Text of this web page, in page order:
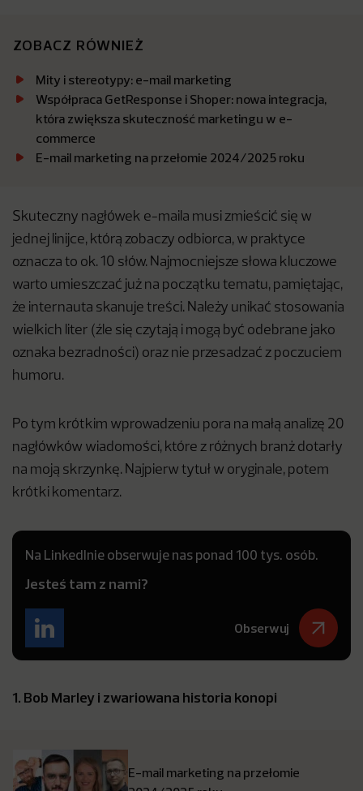
ZOBACZ RÓWNIEŻ
Mity i stereotypy: e-mail marketing
Współpraca GetResponse i Shoper: nowa integracja,
która zwiększa skuteczność marketingu w e-
commerce
E-mail marketing na przełomie 2024/2025 roku
Skuteczny nagłówek e-maila musi zmieścić się w
jednej linijce, którą zobaczy odbiorca, w praktyce
oznacza to ok. 10 słów. Najmocniejsze słowa kluczowe
warto umieszczać już na początku tematu, pamiętając,
że internauta skanuje treści. Należy unikać stosowania
wielkich liter (źle się czytają i mogą być odebrane jako
oznaka bezradności) oraz nie przesadzać z poczuciem
humoru.
Po tym krótkim wprowadzeniu pora na małą analizę 20
nagłówków wiadomości, które z różnych branż dotarły
na moją skrzynkę. Najpierw tytuł w oryginale, potem
krótki komentarz.
Na LinkedInie obserwuje nas ponad 100 tys. osób.
Jesteś tam z nami?
Obserwuj
1. Bob Marley i zwariowana historia konopi
E-mail marketing na przełomie